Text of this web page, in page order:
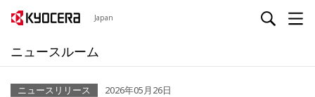
Japan
ニュースルーム
ニュースリリース 2026年05月26日